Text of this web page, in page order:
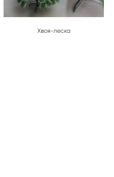
Хвоя-леска